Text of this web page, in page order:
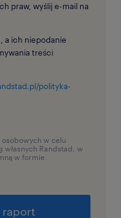
praw, wyślij e-mail na
a ich niepodanie
treści
polityka-
w celu
własnych Randstad, w
w formie